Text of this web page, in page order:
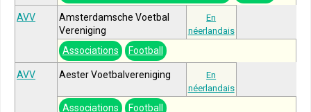
AVV
Amsterdamsche Voetbal
Vereniging
En
néerlandais
Associations Football
AVV Aester Voetbalvereniging
En
néerlandais
Associations Football